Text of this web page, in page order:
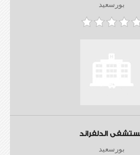
بورسعيد
الدلفراند
بورسعيد